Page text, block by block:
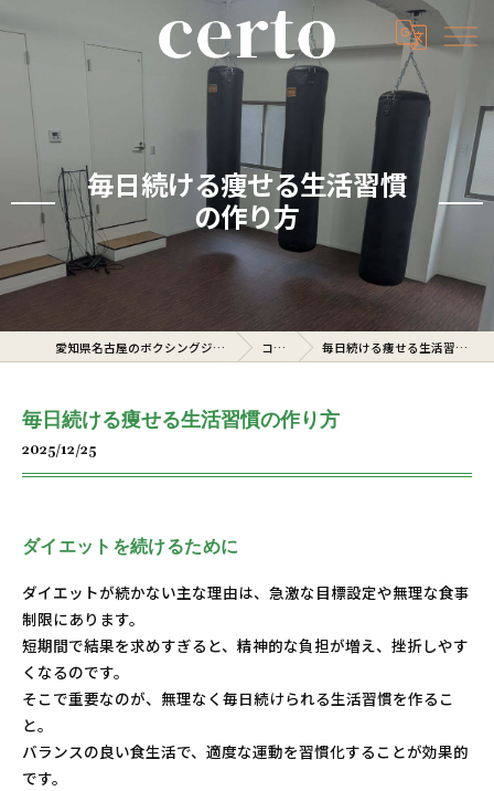
毎日続ける痩せる生活習慣
の作り方
愛知県名古屋のボクシングジムならcerto コラム 毎日続ける痩せる生活習慣の作り方
毎日続ける痩せる生活習慣の作り方
2025/12/25
ダイエットを続けるために
ダイエットが続かない主な理由は、急激な目標設定や無理な食事
制限にあります。
短期間で結果を求めすぎると、精神的な負担が増え、挫折しやす
くなるのです。
そこで重要なのが、無理なく毎日続けられる生活習慣を作るこ
と。
バランスの良い食生活で、適度な運動を習慣化することが効果的
です。